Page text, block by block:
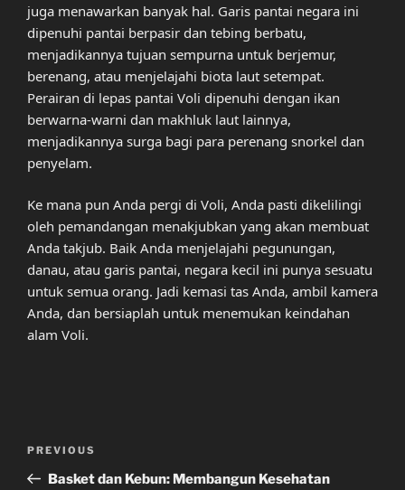
juga menawarkan banyak hal. Garis pantai negara ini
dipenuhi pantai berpasir dan tebing berbatu,
menjadikannya tujuan sempurna untuk berjemur,
berenang, atau menjelajahi biota laut setempat.
Perairan di lepas pantai Voli dipenuhi dengan ikan
berwarna-warni dan makhluk laut lainnya,
menjadikannya surga bagi para perenang snorkel dan
penyelam.
Ke mana pun Anda pergi di Voli, Anda pasti dikelilingi
oleh pemandangan menakjubkan yang akan membuat
Anda takjub. Baik Anda menjelajahi pegunungan,
danau, atau garis pantai, negara kecil ini punya sesuatu
untuk semua orang. Jadi kemasi tas Anda, ambil kamera
Anda, dan bersiaplah untuk menemukan keindahan
alam Voli.
Previous
Post
PREVIOUS
Basket dan Kebun: Membangun Kesehatan